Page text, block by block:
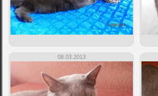
08.03.2013